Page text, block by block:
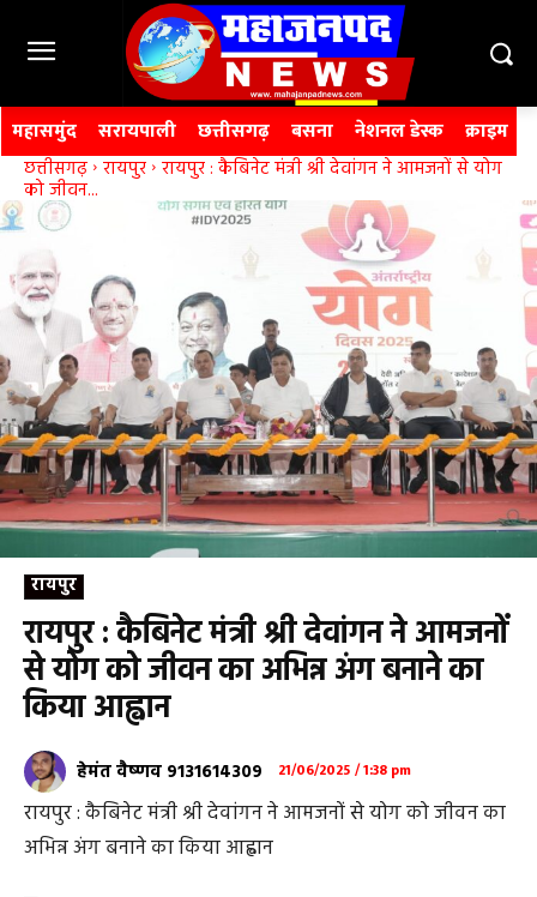
महासमुंद सरायपाली छत्तीसगढ़ बसना नेशनल डेस्क क्राइम
छत्तीसगढ़ रायपुर रायपुर : कैबिनेट मंत्री श्री देवांगन ने आमजनों से योग
को जीवन...
रायपुर
रायपुर : कैबिनेट मंत्री श्री देवांगन ने आमजनों
से योग को जीवन का अभिन्न अंग बनाने का
किया आह्वान
हेमंत वैष्णव 9131614309 21/06/2025 / 1:38 pm
रायपुर : कैबिनेट मंत्री श्री देवांगन ने आमजनों से योग को जीवन का
अभिन्न अंग बनाने का किया आह्वान